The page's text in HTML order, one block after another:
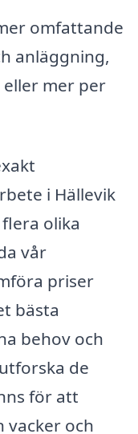
omfattande
anläggning,
mer per
i Hällevik
olika
vår
priser
bästa
behov och
de
för att
och